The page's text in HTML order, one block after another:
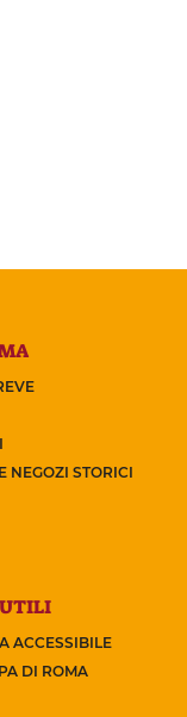
NEGOZI STORICI
ACCESSIBILE
DI ROMA